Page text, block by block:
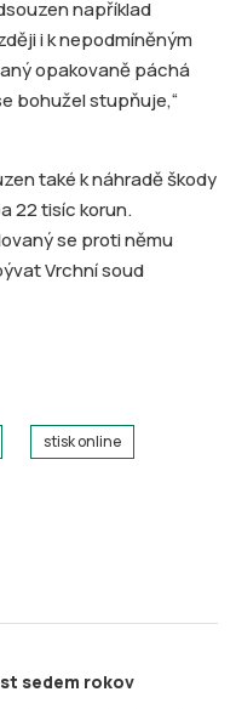
například
i k nepodmíněným
opakovaně páchá
bohužel stupňuje,“
také k náhradě škody
22 tisíc korun.
se proti němu
Vrchní soud
stisk online
sedem rokov